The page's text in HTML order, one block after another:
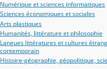
Numérique et sciences informatiques
Sciences économiques et sociales
Arts plastiques
Humanités, littérature et philosophie
Langues littératures et cultures
contemporain
Histoire-géographie, géopolitique,